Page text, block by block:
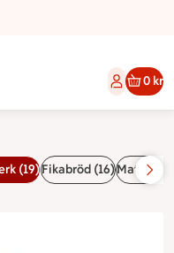
ICA Kvantum
0 kr
(19)Fikabröd (16)Matbröd